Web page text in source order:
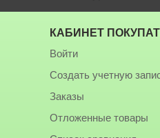
КАБИНЕТ
Войти
Создать учетную
Заказы
Отложенные товары